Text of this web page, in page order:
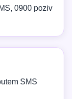
0900 poziv
SMS